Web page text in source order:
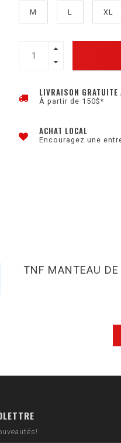
M L XL
LIVRAISON GRATUITE
À partir de 150$*
ACHAT LOCAL
Encouragez une
TNF MANTEAU